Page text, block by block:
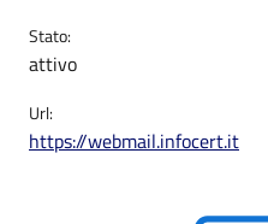
Stato:
attivo
Url:
https://webmail.infocert.it